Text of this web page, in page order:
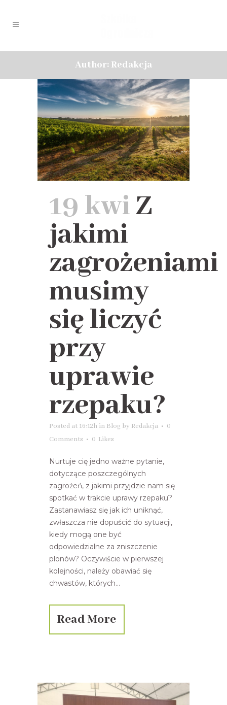
Author: Redakcja
19 kwiZ
jakimi
zagrożeniami
musimy
się liczyć
przy
uprawie
rzepaku?
Posted at 16:12h in Blog by Redakcja
0
Comments
0 Likes
Nurtuje cię jedno ważne pytanie,
dotyczące poszczególnych
zagrożeń, z jakimi przyjdzie nam się
spotkać w trakcie uprawy rzepaku?
Zastanawiasz się jak ich uniknąć,
zwłaszcza nie dopuścić do sytuacji,
kiedy mogą one być
odpowiedzialne za zniszczenie
plonów? Oczywiście w pierwszej
kolejności, należy obawiać się
chwastów, których...
Read More